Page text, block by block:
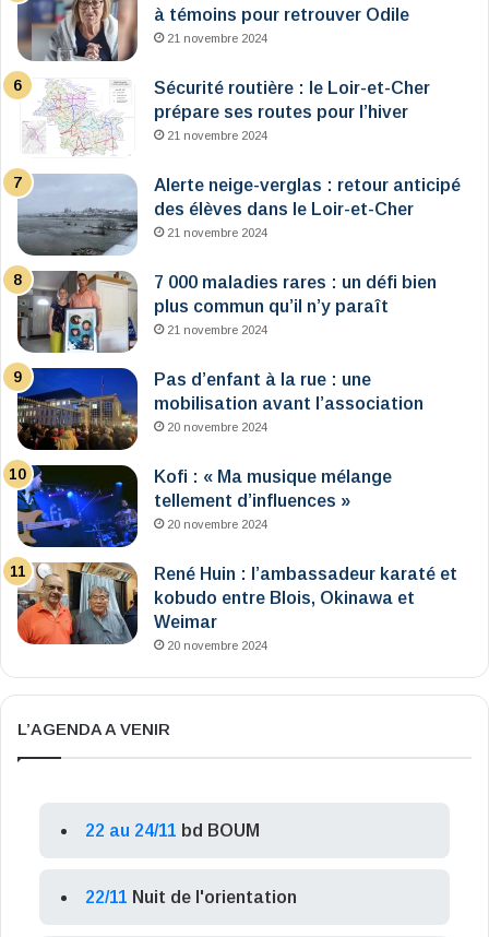
à témoins pour retrouver Odile
21 novembre 2024
Sécurité routière : le Loir-et-Cher
prépare ses routes pour l’hiver
21 novembre 2024
Alerte neige-verglas : retour anticipé
des élèves dans le Loir-et-Cher
21 novembre 2024
7 000 maladies rares : un défi bien
plus commun qu’il n’y paraît
21 novembre 2024
Pas d’enfant à la rue : une
mobilisation avant l’association
20 novembre 2024
Kofi : « Ma musique mélange
tellement d’influences »
20 novembre 2024
René Huin : l’ambassadeur karaté et
kobudo entre Blois, Okinawa et
Weimar
20 novembre 2024
L’AGENDA A VENIR
22 au 24/11 bd BOUM
22/11 Nuit de l'orientation